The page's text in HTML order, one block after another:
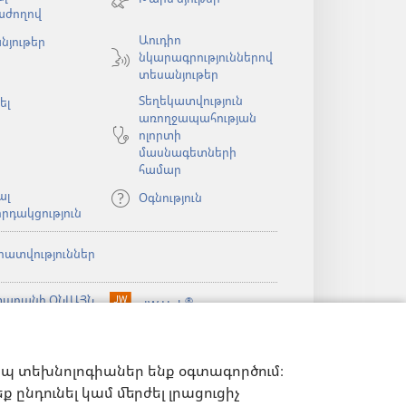
տեխնոլոգիաներ ենք օգտագործում։
կամ մերժել լրացուցիչ
նոր
Աուդիո
նկարագրություններով
տեսանյութեր
Տեղեկատվություն
առողջապահության
ոլորտի
մասնագետների
համար
Օգնություն
ՕՆԼԱՅՆ
JW Hub®
պատուհան)